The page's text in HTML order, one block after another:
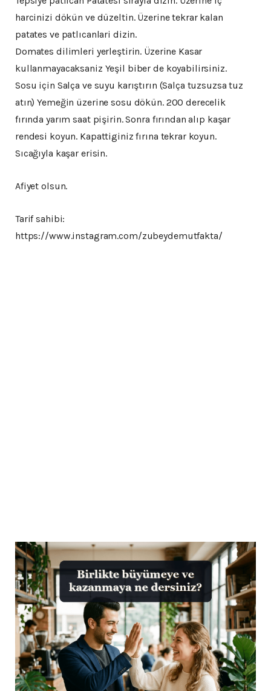
harcinizi dökün ve düzeltin. Üzerine tekrar kalan
patates ve patlıcanlari dizin.
Domates dilimleri yerleştirin. Üzerine Kasar
kullanmayacaksaniz Yeşil biber de koyabilirsiniz.
Sosu için Salça ve suyu karıştırın (Salça tuzsuzsa tuz
atın) Yemeğin üzerine sosu dökün. 200 derecelik
fırında yarım saat pişirin. Sonra fırından alıp kaşar
rendesi koyun. Kapattiginiz fırına tekrar koyun.
Sıcağıyla kaşar erisin.
Afiyet olsun.
Tarif sahibi:
https://www.instagram.com/zubeydemutfakta/